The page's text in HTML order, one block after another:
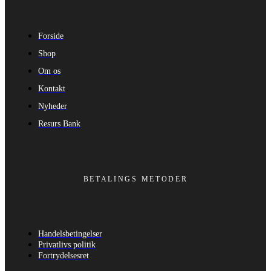
Forside
Shop
Om os
Kontakt
Nyheder
Resurs Bank
BETALINGS METODER
Handelsbetingelser
Privatlivs politik
Fortrydelsesret